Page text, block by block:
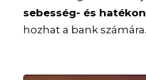
sebesség- és
hozhat a bank számára.